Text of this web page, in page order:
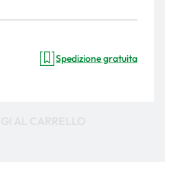
Spedizione gratuita